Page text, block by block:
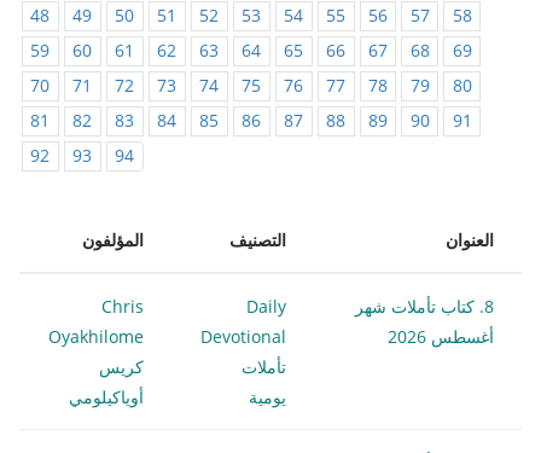
48
49 50 51 52 53 54 55 56 57
58
59
60 61 62 63 64 65 66 67 68
69
70
71 72 73 74 75 76 77 78 79
80
81
82 83 84 85 86 87 88 89 90
91
92
93 94
العنوان التصنيف المؤلفون
8. كتاب تأملات شهر
أغسطس 2026
Daily
Devotional
تأملات
يومية
Chris
Oyakhilome
كريس
أوياكيلومي